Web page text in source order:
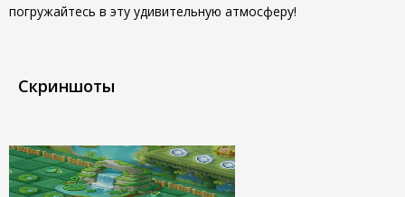
погружайтесь в эту удивительную атмосферу!
Скриншоты